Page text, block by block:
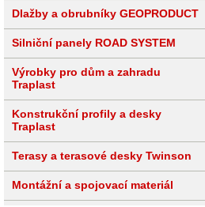
Dlažby a obrubníky GEOPRODUCT
Silniční panely ROAD SYSTEM
Výrobky pro dům a zahradu
Traplast
Konstrukční profily a desky
Traplast
Terasy a terasové desky Twinson
Montážní a spojovací materiál